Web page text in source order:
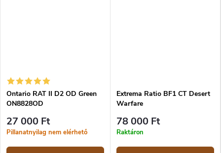
Ontario RAT II D2 OD Green
ON8828OD
27 000 Ft
Pillanatnyilag nem elérhető
Extrema Ratio BF1 CT Desert
Warfare
78 000 Ft
Raktáron